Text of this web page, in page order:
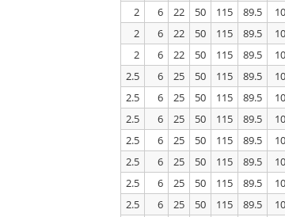
89.5
115
50
22
6
2
89.5
115
50
22
6
2
89.5
115
50
22
6
2
89.5
115
50
25
6
2.5
89.5
115
50
25
6
2.5
89.5
115
50
25
6
2.5
89.5
115
50
25
6
2.5
89.5
115
50
25
6
2.5
89.5
115
50
25
6
2.5
89.5
115
50
25
6
2.5